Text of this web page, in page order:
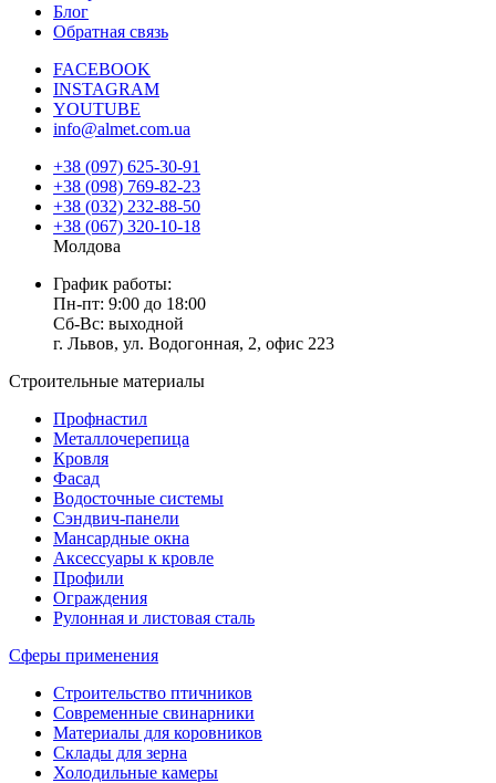
Блог
Обратная связь
FACEBOOK
INSTAGRAM
YOUTUBE
info@almet.com.ua
+38 (097) 625-30-91
+38 (098) 769-82-23
+38 (032) 232-88-50
+38 (067) 320-10-18
Молдова
График работы:
Пн-пт: 9:00 до 18:00
Сб-Вс: выходной
г. Львов, ул. Водогонная, 2, офис 223
Строительные материалы
Профнастил
Металлочерепица
Кровля
Фасад
Водосточные системы
Сэндвич-панели
Мансардные окна
Аксессуары к кровле
Профили
Ограждения
Рулонная и листовая сталь
Сферы применения
Строительство птичников
Современные свинарники
Материалы для коровников
Склады для зерна
Холодильные камеры